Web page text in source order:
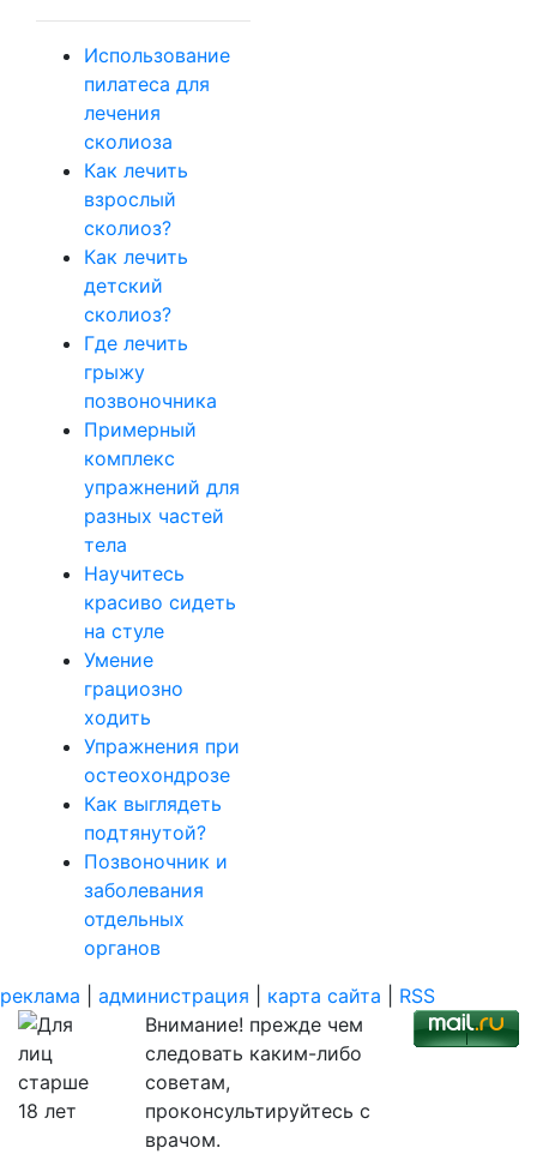
Использование
пилатеса для
лечения
сколиоза
Как лечить
взрослый
сколиоз?
Как лечить
детский
сколиоз?
Где лечить
грыжу
позвоночника
Примерный
комплекс
упражнений для
разных частей
тела
Научитесь
красиво сидеть
на стуле
Умение
грациозно
ходить
Упражнения при
остеохондрозе
Как выглядеть
подтянутой?
Позвоночник и
заболевания
отдельных
органов
реклама
администрация карта сайта
RSS
Внимание! прежде чем
следовать каким-либо
советам,
проконсультируйтесь с
врачом.